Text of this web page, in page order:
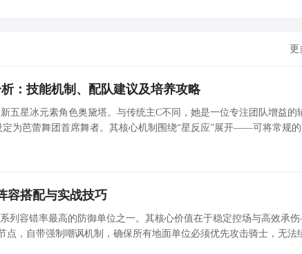
更
：技能机制、配队建议及培养攻略
五星冰元素角色奥黛塔。与传统主C不同，她是一位专注团队增益的
为芭蕾舞团首席舞者。其核心机制围绕“星反应”展开——可将常规
容搭配与实战技巧
系列容错率最高的防御单位之一。其核心价值在于稳定控场与高效承
点，自带强制嘲讽机制，确保所有地面单位必须优先攻击骑士，无法